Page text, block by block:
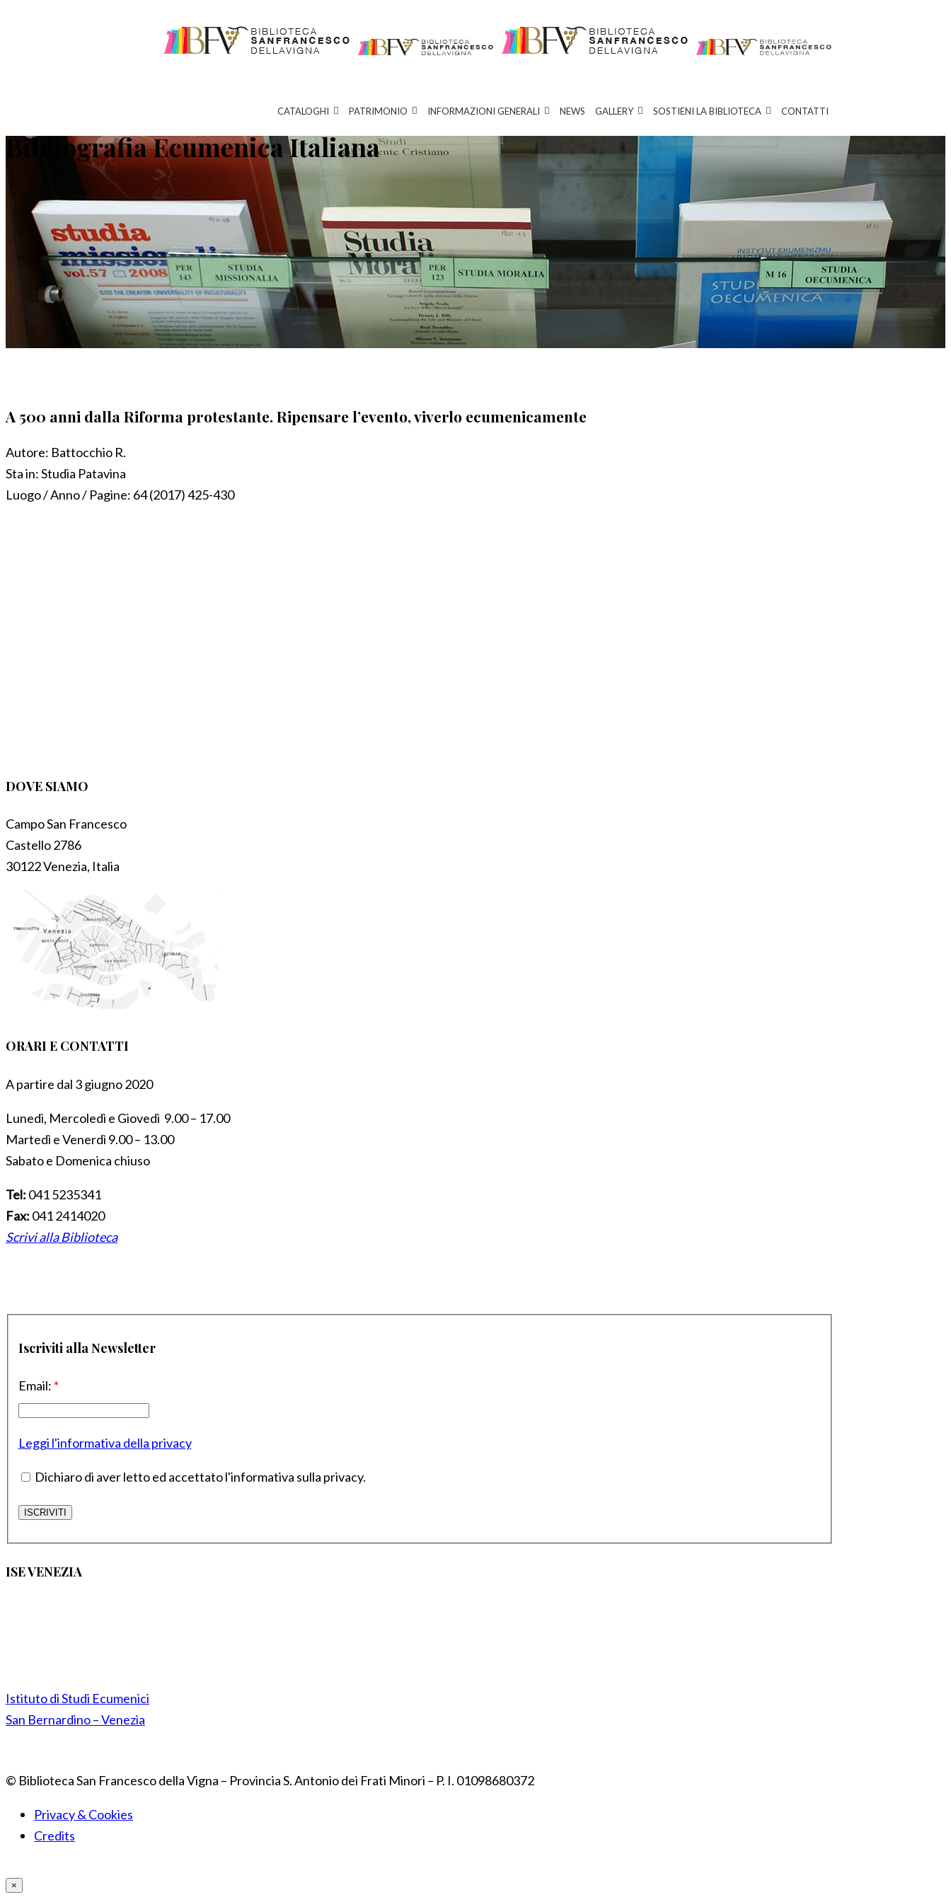
CATALOGHI PATRIMONIO INFORMAZIONI GENERALI NEWS GALLERY SOSTIENI LA BIBLIOTECA CONTATTI
Bibliografia Ecumenica Italiana
A 500 anni dalla Riforma protestante. Ripensare l’evento, viverlo ecumenicamente
Autore: Battocchio R.
Sta in:Studia Patavina
Luogo / Anno / Pagine: 64 (2017) 425-430
DOVE SIAMO
Campo San Francesco
Castello 2786
30122 Venezia, Italia
ORARI E CONTATTI
A partire dal 3 giugno 2020
Lunedì, Mercoledì e Giovedì 9.00 – 17.00
Martedì e Venerdì 9.00 – 13.00
Sabato e Domenica chiuso
Tel: 041 5235341
Fax: 041 2414020
Scrivi alla Biblioteca
Iscriviti alla Newsletter
Email: *
Leggi l'informativa della privacy
Dichiaro di aver letto ed accettato l'informativa sulla privacy.
ISE VENEZIA
Istituto di Studi Ecumenici
San Bernardino – Venezia
© Biblioteca San Francesco della Vigna – Provincia S. Antonio dei Frati Minori – P. I. 01098680372
Privacy & Cookies
Credits
×